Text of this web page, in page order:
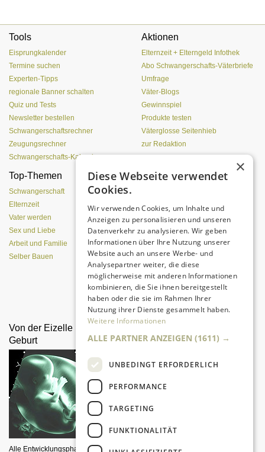
Tools
Eisprungkalender
Termine suchen
Experten-Tipps
regionale Banner schalten
Quiz und Tests
Newsletter bestellen
Schwangerschaftsrechner
Zeugungsrechner
Schwangerschafts-Kalender
Aktionen
Elternzeit + Elterngeld Infothek
Abo Schwangerschafts-Väterbriefe
Umfrage
Väter-Blogs
Gewinnspiel
Produkte testen
Väterglosse Seitenhieb
zur Redaktion
Top-Themen
Schwangerschaft
Elternzeit
Vater werden
Sex und Liebe
Arbeit und Familie
Selber Bauen
Einen Lehmofen
Da sind Kinder mit Begeisterung
dabei.
Von der Eizelle bis zur
Geburt
Alle Entwicklungsphasen im
×
Diese Webseite verwendet
Cookies.
Wir verwenden Cookies, um Inhalte und
Anzeigen zu personalisieren und unseren
Datenverkehr zu analysieren. Wir geben
Informationen über Ihre Nutzung unserer
Website auch an unsere Werbe- und
Analysepartner weiter, die diese
möglicherweise mit anderen Informationen
kombinieren, die Sie ihnen bereitgestellt
haben oder die sie im Rahmen Ihrer
Nutzung ihrer Dienste gesammelt haben.
Weitere Informationen
ALLE PARTNER ANZEIGEN (1611) →
UNBEDINGT ERFORDERLICH
PERFORMANCE
TARGETING
FUNKTIONALITÄT